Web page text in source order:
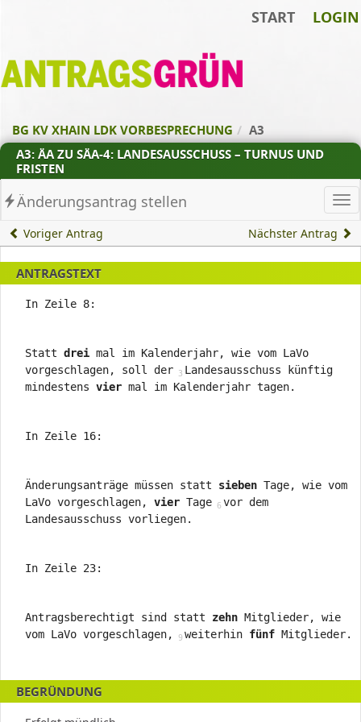
START LOGIN
Zur
Startseite
BG KV XHAIN LDK VORBESPRECHUNG
A3
A3: ÄA ZU SÄA-4: LANDESAUSSCHUSS – TURNUS UND
FRISTEN
Änderungsantrag stellen
Voriger Antrag Nächster Antrag
ANTRAGSTEXT
In Zeile 8:
Statt drei mal im Kalenderjahr, wie vom LaVo
vorgeschlagen, soll der Landesausschuss künftig
mindestens vier mal im Kalenderjahr tagen.
In Zeile 16:
Änderungsanträge müssen statt sieben Tage, wie vom
LaVo vorgeschlagen, vier Tage vor dem
Landesausschuss vorliegen.
In Zeile 23:
Antragsberechtigt sind statt zehn Mitglieder, wie
vom LaVo vorgeschlagen, weiterhin fünf Mitglieder.
BEGRÜNDUNG